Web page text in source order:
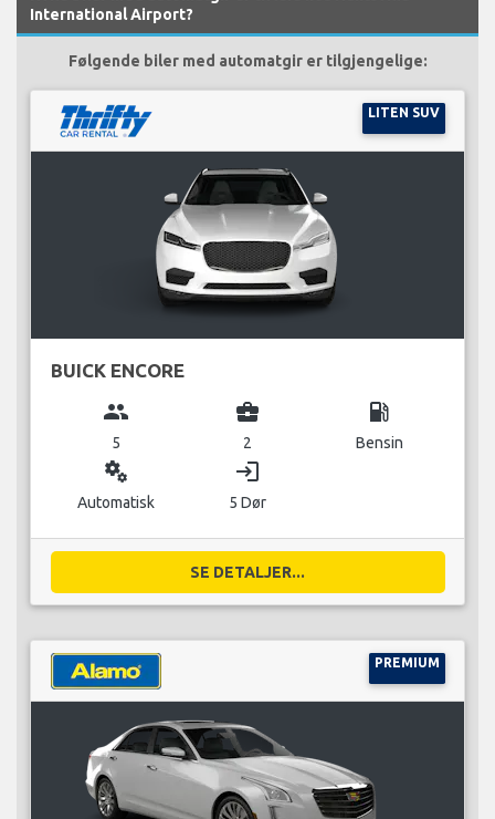
International Airport?
Følgende biler med automatgir er tilgjengelige:
LITEN SUV
BUICK ENCORE
group
5
business_center
2
local_gas_station
Bensin
miscellaneous_services
Automatisk
login
5 Dør
SE DETALJER...
PREMIUM